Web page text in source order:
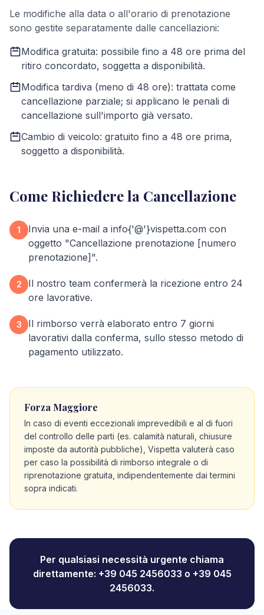
Le modifiche alla data o all'orario di prenotazione
sono gestite separatamente dalle cancellazioni:
Modifica gratuita: possibile fino a 48 ore prima del
ritiro concordato, soggetta a disponibilità.
Modifica tardiva (meno di 48 ore): trattata come
cancellazione parziale; si applicano le penali di
cancellazione sull'importo già versato.
Cambio di veicolo: gratuito fino a 48 ore prima,
soggetto a disponibilità.
Come Richiedere la Cancellazione
1
Invia una e-mail a info{'@'}vispetta.com con
oggetto "Cancellazione prenotazione [numero
prenotazione]".
2
Il nostro team confermerà la ricezione entro 24
ore lavorative.
3
Il rimborso verrà elaborato entro 7 giorni
lavorativi dalla conferma, sullo stesso metodo di
pagamento utilizzato.
Forza Maggiore
In caso di eventi eccezionali imprevedibili e al di fuori
del controllo delle parti (es. calamità naturali, chiusure
imposte da autorità pubbliche), Vispetta valuterà caso
per caso la possibilità di rimborso integrale o di
riprenotazione gratuita, indipendentemente dai termini
sopra indicati.
Per qualsiasi necessità urgente chiama
direttamente: +39 045 2456033 o +39 045
2456033.